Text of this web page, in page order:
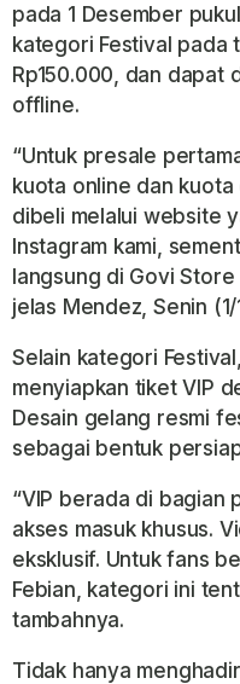
pada 1 Desember
kategori Festival pada
Rp150.000, dan dapat
offline.
“Untuk presale
kuota online dan
dibeli melalui website
Instagram kami,
langsung di Govi Store
jelas Mendez, Senin (1/
Selain kategori
menyiapkan tiket VIP
Desain gelang resmi
sebagai bentuk
“VIP berada di bagian
akses masuk khusus.
eksklusif. Untuk fans
Febian, kategori ini
tambahnya.
Tidak hanya